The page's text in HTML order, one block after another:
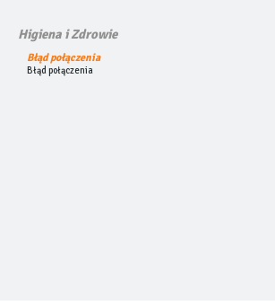
Higiena i Zdrowie
Błąd połączenia
Błąd połączenia